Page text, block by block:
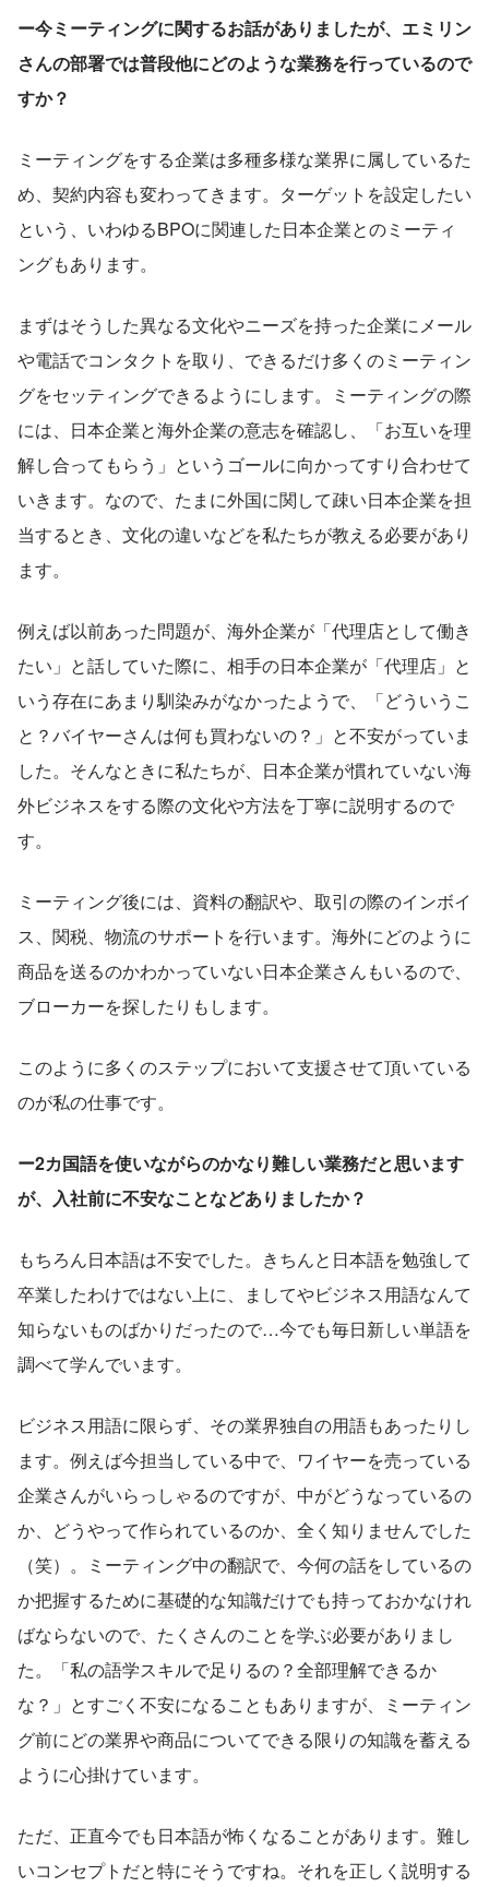
ー今ミーティングに関するお話がありましたが、エミリン
さんの部署では普段他にどのような業務を行っているので
すか？
ミーティングをする企業は多種多様な業界に属しているた
め、契約内容も変わってきます。ターゲットを設定したい
という、いわゆるBPOに関連した日本企業とのミーティ
ングもあります。
まずはそうした異なる文化やニーズを持った企業にメール
や電話でコンタクトを取り、できるだけ多くのミーティン
グをセッティングできるようにします。ミーティングの際
には、日本企業と海外企業の意志を確認し、「お互いを理
解し合ってもらう」というゴールに向かってすり合わせて
いきます。なので、たまに外国に関して疎い日本企業を担
当するとき、文化の違いなどを私たちが教える必要があり
ます。
例えば以前あった問題が、海外企業が「代理店として働き
たい」と話していた際に、相手の日本企業が「代理店」と
いう存在にあまり馴染みがなかったようで、「どういうこ
と？バイヤーさんは何も買わないの？」と不安がっていま
した。そんなときに私たちが、日本企業が慣れていない海
外ビジネスをする際の文化や方法を丁寧に説明するので
す。
ミーティング後には、資料の翻訳や、取引の際のインボイ
ス、関税、物流のサポートを行います。海外にどのように
商品を送るのかわかっていない日本企業さんもいるので、
ブローカーを探したりもします。
このように多くのステップにおいて支援させて頂いている
のが私の仕事です。
ー2カ国語を使いながらのかなり難しい業務だと思います
が、入社前に不安なことなどありましたか？
もちろん日本語は不安でした。きちんと日本語を勉強して
卒業したわけではない上に、ましてやビジネス用語なんて
知らないものばかりだったので…今でも毎日新しい単語を
調べて学んでいます。
ビジネス用語に限らず、その業界独自の用語もあったりし
ます。例えば今担当している中で、ワイヤーを売っている
企業さんがいらっしゃるのですが、中がどうなっているの
か、どうやって作られているのか、全く知りませんでした
（笑）。ミーティング中の翻訳で、今何の話をしているの
か把握するために基礎的な知識だけでも持っておかなけれ
ばならないので、たくさんのことを学ぶ必要がありまし
た。「私の語学スキルで足りるの？全部理解できるか
な？」とすごく不安になることもありますが、ミーティン
グ前にどの業界や商品についてできる限りの知識を蓄える
ように心掛けています。
ただ、正直今でも日本語が怖くなることがあります。難し
いコンセプトだと特にそうですね。それを正しく説明する